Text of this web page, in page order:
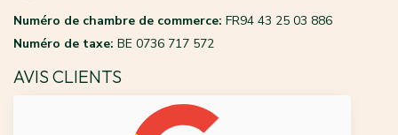
Numéro de chambre de commerce: FR94 43 25 03 886
Numéro de taxe: BE 0736 717 572
AVIS CLIENTS